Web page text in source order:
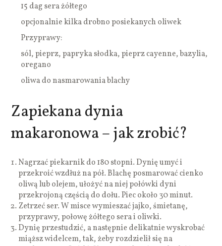
15 dag sera żółtego
opcjonalnie kilka drobno posiekanych oliwek
Przyprawy:
sól, pieprz, papryka słodka, pieprz cayenne, bazylia,
oregano
oliwa do nasmarowania blachy
Zapiekana dynia
makaronowa – jak zrobić?
Nagrzać piekarnik do 180 stopni. Dynię umyć i
przekroić wzdłuż na pół. Blachę posmarować cienko
oliwą lub olejem, ułożyć na niej połówki dyni
przekrojoną częścią do dołu. Piec około 30 minut.
Zetrzeć ser. W misce wymieszać jajko, śmietanę,
przyprawy, połowę żółtego sera i oliwki.
Dynię przestudzić, a następnie delikatnie wyskrobać
miąższ widelcem, tak, żeby rozdzielił się na